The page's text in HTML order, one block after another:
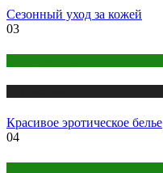
Сезонный уход за кожей
03
Красивое эротическое белье
04